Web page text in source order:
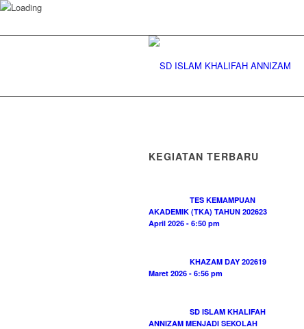
KEGIATAN TERBARU
TES KEMAMPUAN
AKADEMIK (TKA) TAHUN 202623
April 2026 - 6:50 pm
KHAZAM DAY 202619
Maret 2026 - 6:56 pm
SD ISLAM KHALIFAH
ANNIZAM MENJADI SEKOLAH